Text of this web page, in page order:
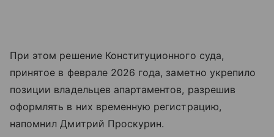
При этом решение Конституционного суда,
принятое в феврале 2026 года, заметно укрепило
позиции владельцев апартаментов, разрешив
оформлять в них временную регистрацию,
напомнил Дмитрий Проскурин.